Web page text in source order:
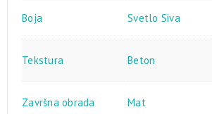
Boja Svetlo Siva
Tekstura Beton
Završna obrada Mat